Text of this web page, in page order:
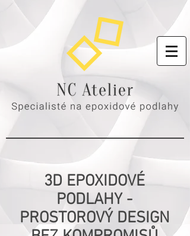
3D EPOXIDOVÉ
PODLAHY -
PROSTOROVÝ DESIGN